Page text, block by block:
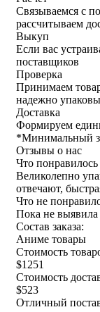
Связываемся с
рассчитываем
Выкуп
Если вас
поставщиков
Проверка
Принимаем
надежно
Доставка
Формируем
*Минимальный
Отзывы о нас
Что
Великолепно
отвечают,
Что не
Пока не выявила
Состав заказа:
Аниме товары
Стоимость
$1251
Стоимость
$523
Отличный